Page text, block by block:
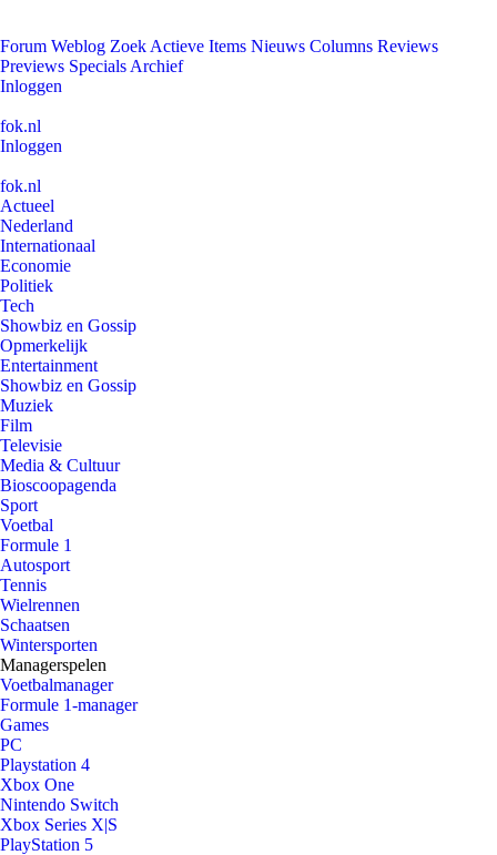
Forum Weblog Zoek Actieve Items Nieuws Columns Reviews
Previews Specials Archief
Inloggen
fok.nl
Inloggen
fok.nl
Actueel
Nederland
Internationaal
Economie
Politiek
Tech
Showbiz en Gossip
Opmerkelijk
Entertainment
Showbiz en Gossip
Muziek
Film
Televisie
Media & Cultuur
Bioscoopagenda
Sport
Voetbal
Formule 1
Autosport
Tennis
Wielrennen
Schaatsen
Wintersporten
Managerspelen
Voetbalmanager
Formule 1-manager
Games
PC
Playstation 4
Xbox One
Nintendo Switch
Xbox Series X|S
PlayStation 5